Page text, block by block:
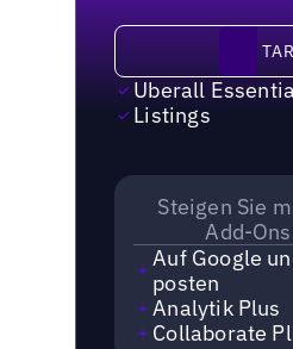
Tarif wählen
Uberall
Listings
Steigen Sie
Add-
Auf Google
posten
Analytik Plus
Collaborate